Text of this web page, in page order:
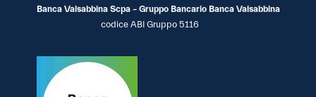
Banca Valsabbina Scpa – Gruppo Bancario Banca Valsabbina
codice ABI Gruppo 5116